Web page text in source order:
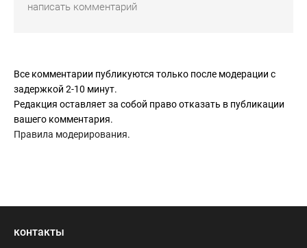
Все комментарии публикуются только после модерации с
задержкой 2-10 минут.
Редакция оставляет за собой право отказать в публикации
вашего комментария.
Правила модерирования.
контакты